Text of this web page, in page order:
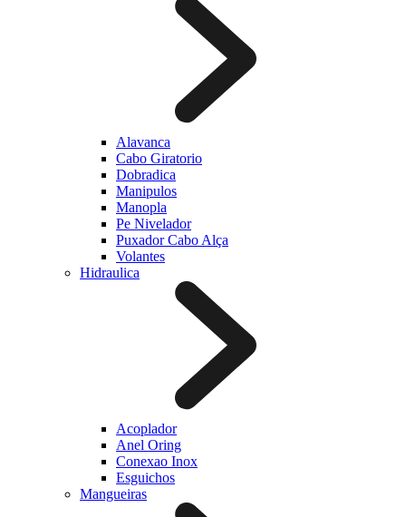
Alavanca
Cabo Giratorio
Dobradica
Manipulos
Manopla
Pe Nivelador
Puxador Cabo Alça
Volantes
Hidraulica
Acoplador
Anel Oring
Conexao Inox
Esguichos
Mangueiras